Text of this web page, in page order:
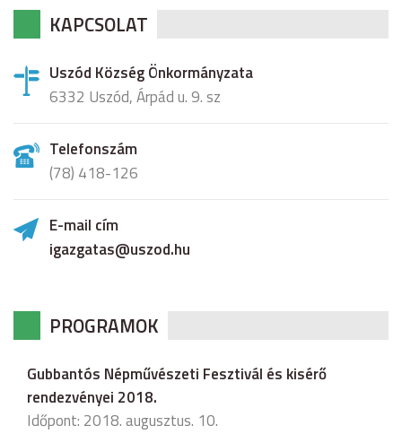
KAPCSOLAT
Uszód Község Önkormányzata
6332 Uszód, Árpád u. 9. sz
Telefonszám
(78) 418-126
E-mail cím
igazgatas@uszod.hu
PROGRAMOK
Gubbantós Népművészeti Fesztivál és kisérő
rendezvényei 2018.
Időpont: 2018. augusztus. 10.